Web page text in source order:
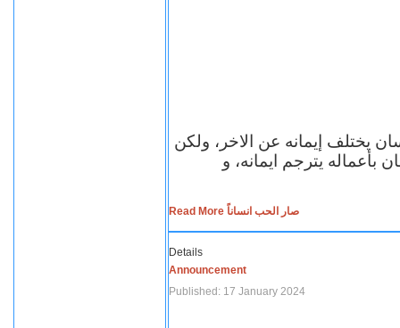
يختلف إيمانه عن الاخر، ولكن
بأعماله يترجم ايمانه، و
Read More صار الحب انساناً
Details
Announcement
Published: 17 January 2024